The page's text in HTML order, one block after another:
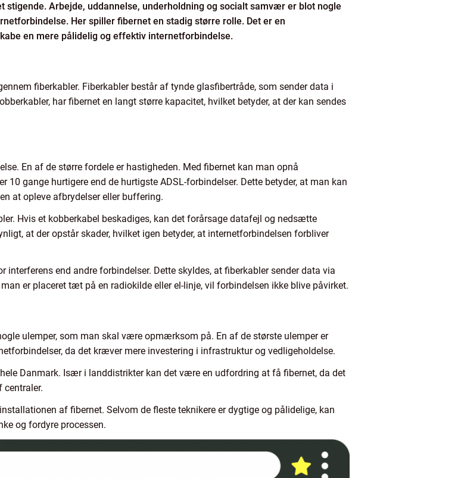
Arbejde, uddannelse, underholdning og socialt samvær er blot nogle
Her spiller fibernet en stadig større rolle. Det er en
en mere pålidelig og effektiv internetforbindelse.
fiberkabler. Fiberkabler består af tynde glasfibertråde, som sender data i
har fibernet en langt større kapacitet, hvilket betyder, at der kan sendes
En af de større fordele er hastigheden. Med fibernet kan man opnå
10 gange hurtigere end de hurtigste ADSL-forbindelser. Dette betyder, at man kan
at opleve afbrydelser eller buffering.
Hvis et kobberkabel beskadiges, kan det forårsage datafejl og nedsætte
at der opstår skader, hvilket igen betyder, at internetforbindelsen forbliver
interferens end andre forbindelser. Dette skyldes, at fiberkabler sender data via
er placeret tæt på en radiokilde eller el-linje, vil forbindelsen ikke blive påvirket.
ulemper, som man skal være opmærksom på. En af de største ulemper er
da det kræver mere investering i infrastruktur og vedligeholdelse.
Danmark. Især i landdistrikter kan det være en udfordring at få fibernet, da det
af fibernet. Selvom de fleste teknikere er dygtige og pålidelige, kan
og fordyre processen.